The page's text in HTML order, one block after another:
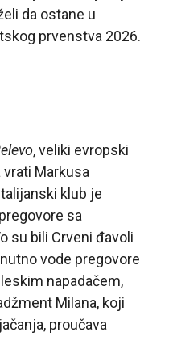
da ostane u
prvenstva 2026.
, veliki evropski
Markusa
klub je
sa
su bili Crveni đavoli
vode pregovore
napadačem,
Milana, koji
proučava